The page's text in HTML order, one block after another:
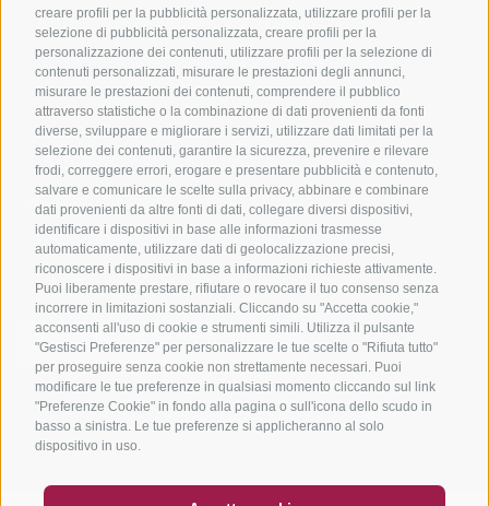
creare profili per la pubblicità personalizzata, utilizzare profili per la
selezione di pubblicità personalizzata, creare profili per la
personalizzazione dei contenuti, utilizzare profili per la selezione di
contenuti personalizzati, misurare le prestazioni degli annunci,
misurare le prestazioni dei contenuti, comprendere il pubblico
attraverso statistiche o la combinazione di dati provenienti da fonti
diverse, sviluppare e migliorare i servizi, utilizzare dati limitati per la
selezione dei contenuti, garantire la sicurezza, prevenire e rilevare
frodi, correggere errori, erogare e presentare pubblicità e contenuto,
salvare e comunicare le scelte sulla privacy, abbinare e combinare
dati provenienti da altre fonti di dati, collegare diversi dispositivi,
identificare i dispositivi in base alle informazioni trasmesse
automaticamente, utilizzare dati di geolocalizzazione precisi,
riconoscere i dispositivi in base a informazioni richieste attivamente.
Puoi liberamente prestare, rifiutare o revocare il tuo consenso senza
incorrere in limitazioni sostanziali. Cliccando su "Accetta cookie,"
acconsenti all'uso di cookie e strumenti simili. Utilizza il pulsante
"Gestisci Preferenze" per personalizzare le tue scelte o "Rifiuta tutto"
per proseguire senza cookie non strettamente necessari. Puoi
modificare le tue preferenze in qualsiasi momento cliccando sul link
"Preferenze Cookie" in fondo alla pagina o sull'icona dello scudo in
basso a sinistra. Le tue preferenze si applicheranno al solo
dispositivo in uso.
Scuole bike
Tutti i tour
info@bikehotels.it
ISCRIVITI ALLA NOSTRA NEWSLETTER
ISCRIVITI ADESSO